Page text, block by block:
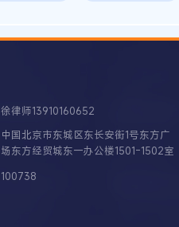
徐律师13910160652
中国北京市东城区东长安街1号东方广
场东方经贸城东一办公楼1501-1502室
100738